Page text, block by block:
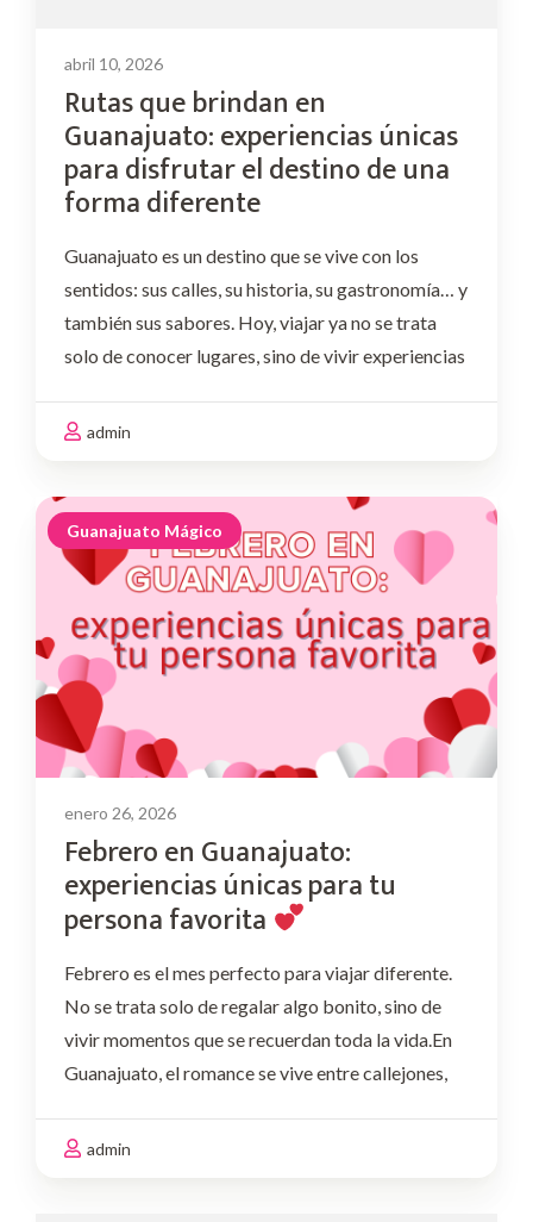
abril 10, 2026
Rutas que brindan en
Guanajuato: experiencias únicas
para disfrutar el destino de una
forma diferente
Guanajuato es un destino que se vive con los
sentidos: sus calles, su historia, su gastronomía… y
también sus sabores. Hoy, viajar ya no se trata
solo de conocer lugares, sino de vivir experiencias
destino desde nuevas perspectivas. Por …
admin
Guanajuato Mágico
enero 26, 2026
Febrero en Guanajuato:
experiencias únicas para tu
persona favorita
Febrero es el mes perfecto para viajar diferente.
No se trata solo de regalar algo bonito, sino de
vivir momentos que se recuerdan toda la vida.En
Guanajuato, el romance se vive entre callejones,
intención. Si este mes quieres …
admin